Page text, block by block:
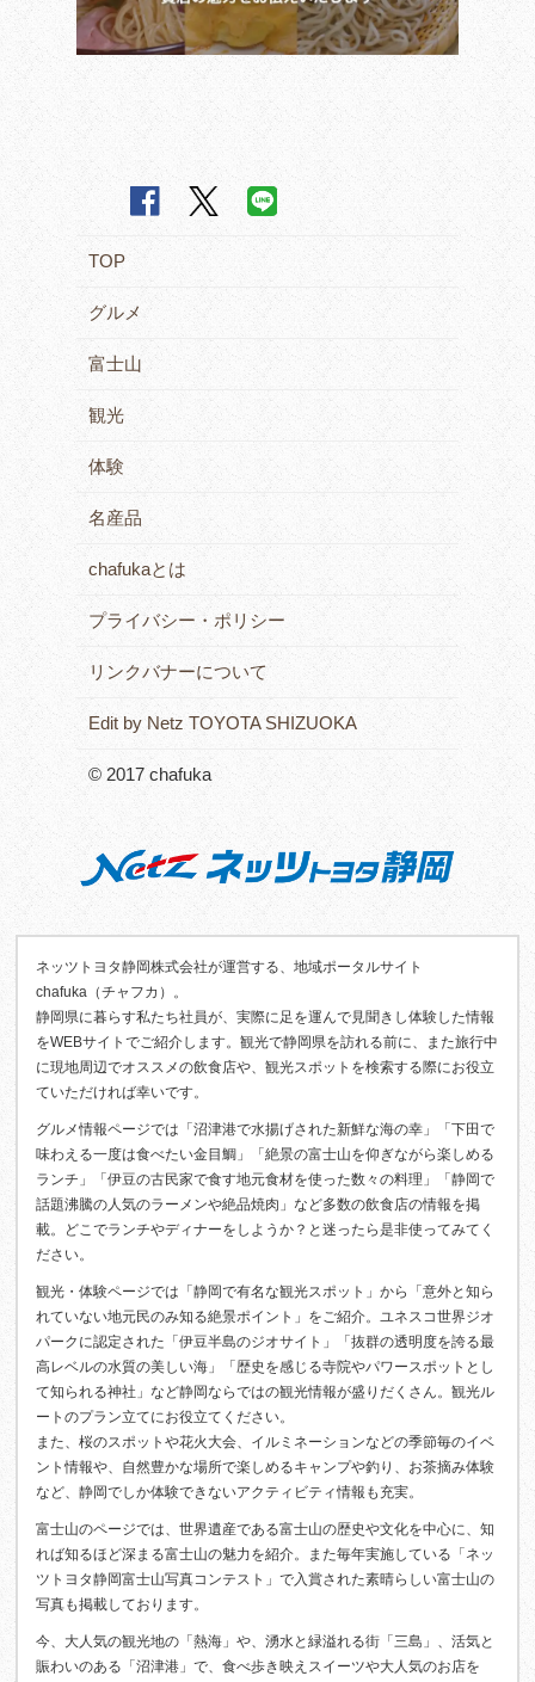
TOP
グルメ
富士山
観光
体験
名産品
chafukaとは
プライバシー・ポリシー
リンクバナーについて
Edit by Netz TOYOTA SHIZUOKA
© 2017 chafuka
ネッツトヨタ静岡株式会社が運営する、地域ポータルサイト
chafuka（チャフカ）。
静岡県に暮らす私たち社員が、実際に足を運んで見聞きし体験した情報
をWEBサイトでご紹介します。観光で静岡県を訪れる前に、また旅行中
に現地周辺でオススメの飲食店や、観光スポットを検索する際にお役立
ていただければ幸いです。
グルメ情報ページでは「沼津港で水揚げされた新鮮な海の幸」「下田で
味わえる一度は食べたい金目鯛」「絶景の富士山を仰ぎながら楽しめる
ランチ」「伊豆の古民家で食す地元食材を使った数々の料理」「静岡で
話題沸騰の人気のラーメンや絶品焼肉」など多数の飲食店の情報を掲
載。どこでランチやディナーをしようか？と迷ったら是非使ってみてく
ださい。
観光・体験ページでは「静岡で有名な観光スポット」から「意外と知ら
れていない地元民のみ知る絶景ポイント」をご紹介。ユネスコ世界ジオ
パークに認定された「伊豆半島のジオサイト」「抜群の透明度を誇る最
高レベルの水質の美しい海」「歴史を感じる寺院やパワースポットとし
て知られる神社」など静岡ならではの観光情報が盛りだくさん。観光ル
ートのプラン立てにお役立てください。
また、桜のスポットや花火大会、イルミネーションなどの季節毎のイベ
ント情報や、自然豊かな場所で楽しめるキャンプや釣り、お茶摘み体験
など、静岡でしか体験できないアクティビティ情報も充実。
富士山のページでは、世界遺産である富士山の歴史や文化を中心に、知
れば知るほど深まる富士山の魅力を紹介。また毎年実施している「ネッ
ツトヨタ静岡富士山写真コンテスト」で入賞された素晴らしい富士山の
写真も掲載しております。
今、大人気の観光地の「熱海」や、湧水と緑溢れる街「三島」、活気と
賑わいのある「沼津港」で、食べ歩き映えスイーツや大人気のお店を